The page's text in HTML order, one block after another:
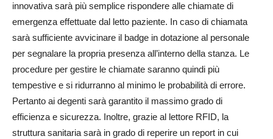
innovativa sarà più semplice rispondere alle chiamate di
emergenza effettuate dal letto paziente. In caso di chiamata
sarà sufficiente avvicinare il badge in dotazione al personale
per segnalare la propria presenza all’interno della stanza. Le
procedure per gestire le chiamate saranno quindi più
tempestive e si ridurranno al minimo le probabilità di errore.
Pertanto ai degenti sarà garantito il massimo grado di
efficienza e sicurezza. Inoltre, grazie al lettore RFID, la
struttura sanitaria sarà in grado di reperire un report in cui